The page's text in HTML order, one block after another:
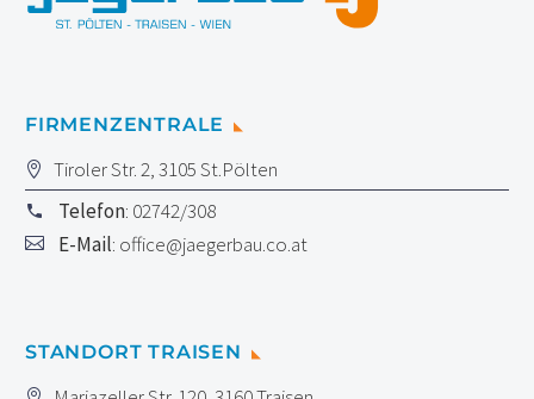
FIRMENZENTRALE
Tiroler Str. 2, 3105 St.Pölten
Telefon: 02742/308
E-Mail: office@jaegerbau.co.at
STANDORT TRAISEN